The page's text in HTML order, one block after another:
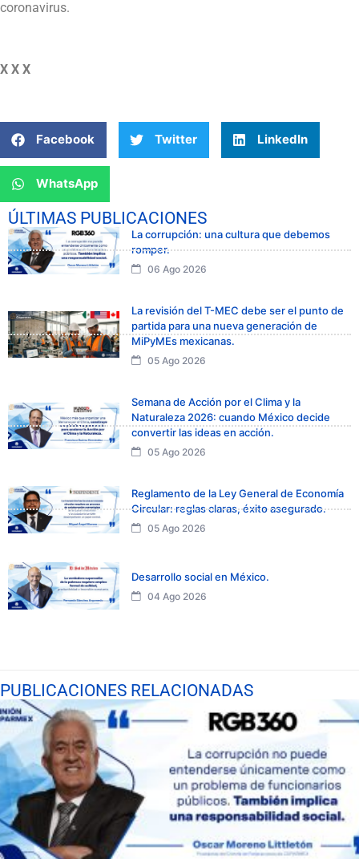
coronavirus.
X X X
Facebook Twitter LinkedIn
WhatsApp
ÚLTIMAS PUBLICACIONES
La corrupción: una cultura que debemos
romper.
06 Ago 2026
La revisión del T-MEC debe ser el punto de
partida para una nueva generación de
MiPyMEs mexicanas.
05 Ago 2026
Semana de Acción por el Clima y la
Naturaleza 2026: cuando México decide
convertir las ideas en acción.
05 Ago 2026
Reglamento de la Ley General de Economía
Circular: reglas claras, éxito asegurado.
05 Ago 2026
Desarrollo social en México.
04 Ago 2026
PUBLICACIONES RELACIONADAS